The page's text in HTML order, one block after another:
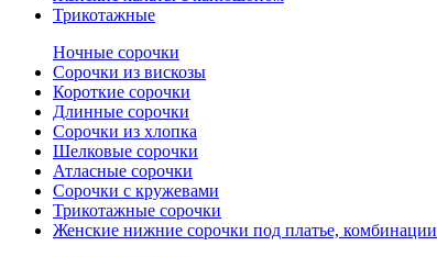
Трикотажные
Ночные сорочки
Сорочки из вискозы
Короткие сорочки
Длинные сорочки
Сорочки из хлопка
Шелковые сорочки
Атласные сорочки
Сорочки с кружевами
Трикотажные сорочки
Женские нижние сорочки под платье, комбинации